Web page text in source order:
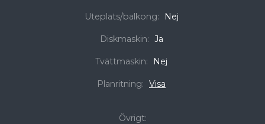
Uteplats/balkong: Nej
Diskmaskin: Ja
Tvättmaskin: Nej
Planritning: Visa
Övrigt: